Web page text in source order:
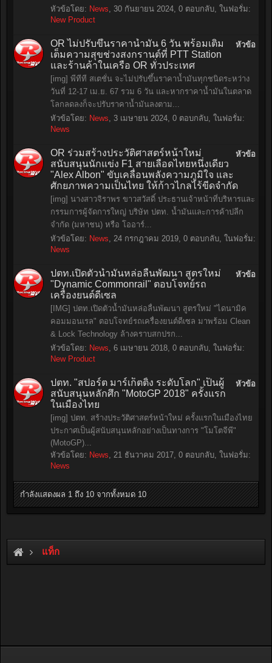
หัวข้อโดย: News, 30 กันยายน 2024, 0 ตอบกลับ, ในฟอรั่ม:
New Product
หัวข้อ
OR ไม่ปรับขึ้นราคาน้ำมัน 6 วัน พร้อมเติม
เต็มความสุขช่วงสงกรานต์ที่ PTT Station
และร้านค้าในเครือ OR ทั่วประเทศ
[img] พีทีที สเตชั่น จะไม่ปรับขึ้นราคาน้ำมันทุกชนิดระหว่าง
วันที่ 12-17 เม.ย. 67 รวม 6 วัน และหากราคาน้ำมันในตลาด
โลกลดลงก็จะปรับราคาน้ำมันลงตาม...
หัวข้อโดย: News, 3 เมษายน 2024, 0 ตอบกลับ, ในฟอรั่ม:
News
หัวข้อ
OR ร่วมสร้างประวัติศาสตร์หน้าใหม่
สนับสนุนนักแข่ง F1 สายเลือดไทยหนึ่งเดียว
"Alex Albon" ขับเคลื่อนพลังความภูมิใจ และ
ศักยภาพความเป็นไทย ให้ก้าวไกลไร้ขีดจำกัด
[img] นางสาวจิราพร ขาวสวัสดิ์ ประธานเจ้าหน้าที่บริหารและ
กรรมการผู้จัดการใหญ่ บริษัท ปตท. น้ำมันและการค้าปลีก
จำกัด (มหาชน) หรือ โออาร์...
หัวข้อโดย: News, 24 กรกฎาคม 2019, 0 ตอบกลับ, ในฟอรั่ม:
News
หัวข้อ
ปตท.เปิดตัวน้ำมันหล่อลื่นพัฒนา สูตรใหม่
"Dynamic Commonrail" ตอบโจทย์รถ
เครื่องยนต์ดีเซล
[IMG] ปตท.เปิดตัวน้ำมันหล่อลื่นพัฒนา สูตรใหม่ "ไดนามิค
คอมมอนเรล" ตอบโจทย์รถเครื่องยนต์ดีเซล มาพร้อม Clean
& Lock Technology ล้างคราบสกปรก...
หัวข้อโดย: News, 6 เมษายน 2018, 0 ตอบกลับ, ในฟอรั่ม:
New Product
หัวข้อ
ปตท. "สปอร์ต มาร์เก็ตติ้ง ระดับโลก" เป็นผู้
สนับสนุนหลักศึก "MotoGP 2018" ครั้งแรก
ในเมืองไทย
[img] ปตท. สร้างประวัติศาสตร์หน้าใหม่ ครั้งแรกในเมืองไทย
ประกาศเป็นผู้สนับสนุนหลักอย่างเป็นทางการ "โมโตจีพี"
(MotoGP)...
หัวข้อโดย: News, 21 ธันวาคม 2017, 0 ตอบกลับ, ในฟอรั่ม:
News
กำลังแสดงผล 1 ถึง 10 จากทั้งหมด 10
แท็ก